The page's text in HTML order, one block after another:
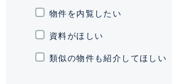
平置)初回登録料
台(平置)月額
金1か月
物件を内覧したい
資料がほしい
類似の物件も紹介してほしい